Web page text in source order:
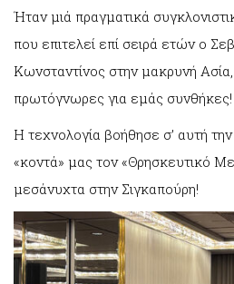
Ήταν μιά πραγματικά
που επιτελεί επί σειρά ετών ο
Κωνσταντίνος στην μακρυνή
πρωτόγνωρες για εμάς συνθήκες!
Η τεχνολογία βοήθησε σ’ αυτή
«κοντά» μας τον «Θρησκευτικό
μεσάνυχτα στην Σιγκαπούρη!